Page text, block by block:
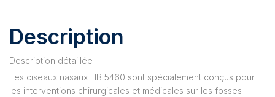
Description
Description détaillée :
Les ciseaux nasaux HB 5460 sont spécialement conçus pour
les interventions chirurgicales et médicales sur les fosses